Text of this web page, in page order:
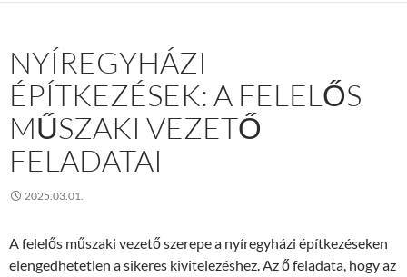
NYÍREGYHÁZI
ÉPÍTKEZÉSEK: A FELELŐS
MŰSZAKI VEZETŐ
FELADATAI
2025.03.01.
A felelős műszaki vezető szerepe a nyíregyházi építkezéseken
elengedhetetlen a sikeres kivitelezéshez. Az ő feladata, hogy az